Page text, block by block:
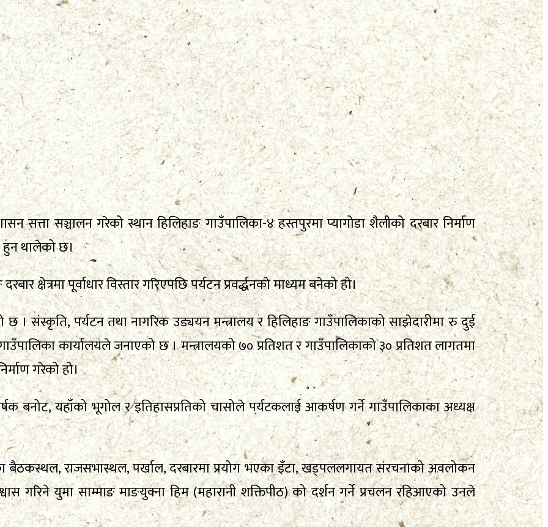
सत्ता सञ्चालन गरेको स्थान हिलिहाङ गाउँपालिका-४ हस्तपुरमा प्यागोडा शैलीको दरबार निर्माण
हुन थालेको छ।
क्षेत्रमा पूर्वाधार विस्तार गरिएपछि पर्यटन प्रवर्द्धनको माध्यम बनेको हो।
छ । संस्कृति, पर्यटन तथा नागरिक उड्ययन मन्त्रालय र हिलिहाङ गाउँपालिकाको साझेदारीमा रु दुई
कार्यालयले जनाएको छ । मन्त्रालयको ७० प्रतिशत र गाउँपालिकाको ३० प्रतिशत लागतमा
गरेको हो।
बनोट, यहाँको भूगोल र इतिहासप्रतिको चासोले पर्यटकलाई आकर्षण गर्ने गाउँपालिकाका अध्यक्ष
बैठकस्थल, राजसभास्थल, पर्खाल, दरबारमा प्रयोग भएका इँटा, खड्पललगायत संरचनाको अवलोकन
गरिने युमा साम्माङ माङयुक्ना हिम (महारानी शक्तिपीठ) को दर्शन गर्ने प्रचलन रहिआएको उनले